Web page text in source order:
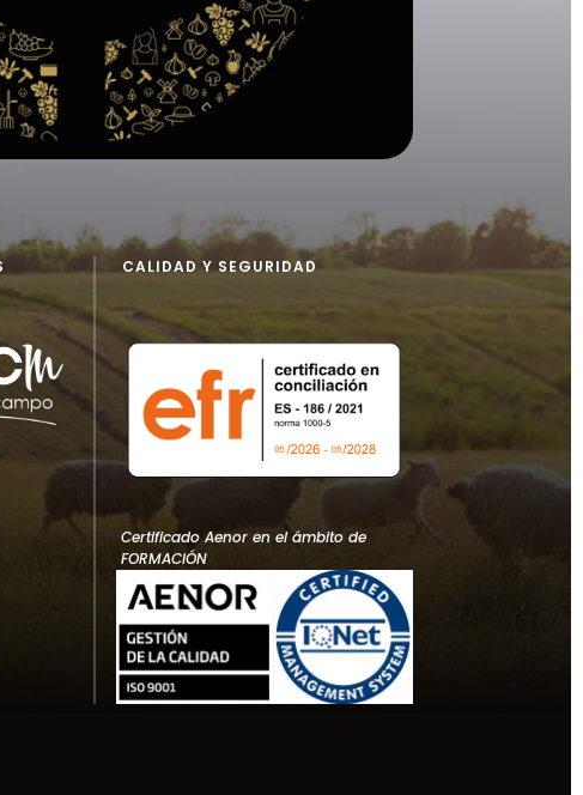
CALIDAD Y SEGURIDAD
Certificado Aenor en el ámbito de
FORMACIÓN